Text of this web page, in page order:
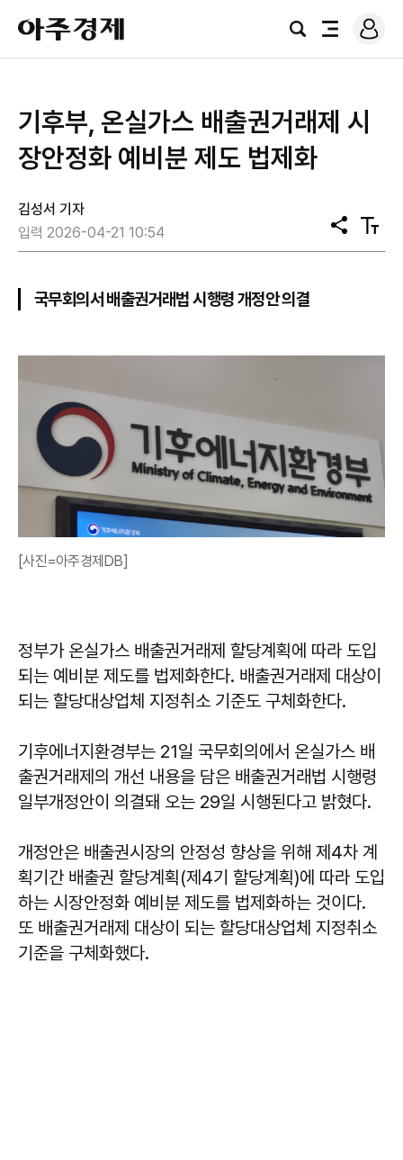
아
주
경
검
전
로
그
기후부, 온실가스 배출권거래제 시
장안정화 예비분 제도 법제화
김성서 기자
입력 2026-04-21 10:54
공
유
텍
스
국무회의서 배출권거래법 시행령 개정안 의결
[사진=아주경제DB]
정부가 온실가스 배출권거래제 할당계획에 따라 도입
되는 예비분 제도를 법제화한다. 배출권거래제 대상이
되는 할당대상업체 지정취소 기준도 구체화한다.
기후에너지환경부는 21일 국무회의에서 온실가스 배
출권거래제의 개선 내용을 담은 배출권거래법 시행령
일부개정안이 의결돼 오는 29일 시행된다고 밝혔다.
개정안은 배출권시장의 안정성 향상을 위해 제4차 계
획기간 배출권 할당계획(제4기 할당계획)에 따라 도입
하는 시장안정화 예비분 제도를 법제화하는 것이다.
또 배출권거래제 대상이 되는 할당대상업체 지정취소
기준을 구체화했다.